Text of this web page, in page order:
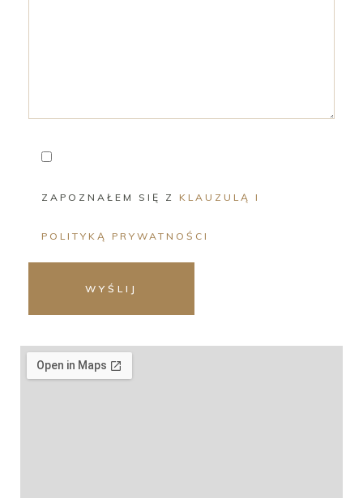
ZAPOZNAŁEM SIĘ Z KLAUZULĄ I
POLITYKĄ PRYWATNOŚCI